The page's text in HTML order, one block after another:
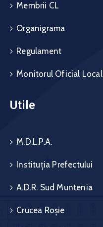
Membrii CL
Organigrama
Regulament
Monitorul Oficial Local
Utile
M.D.L.P.A.
Instituția Prefectului
A.D.R. Sud Muntenia
Crucea Roșie